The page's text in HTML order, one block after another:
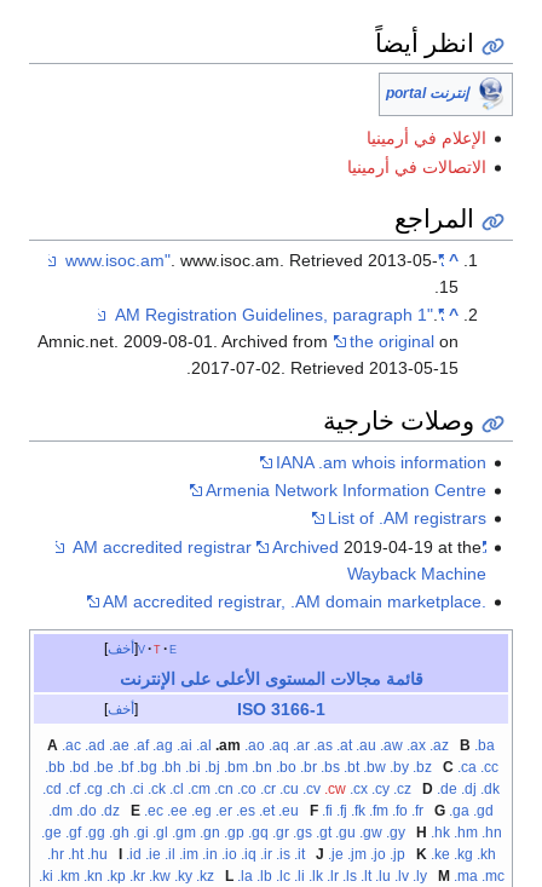
انظر أيضاً
إنترنت portal
الإعلام في أرمينيا
الاتصالات في أرمينيا
المراجع
^
"www.isoc.am"
. www.isoc.am . Retrieved 2013-05-
15
^
"AM Registration Guidelines, paragraph 1"
.
Amnic.net. 2009-08-01. Archived from
the original on
2017-07-02. Retrieved2013-05-15
.
وصلات خارجية
IANA .am whois information
Armenia Network Information Centre
List of .AM registrars
.AM accredited registrar
Archived 2019-04-19 at the
Wayback Machine
.AM accredited registrar, .AM domain marketplace
أخف v t e
قائمة مجالات المستوى الأعلى على الإنترنت
أخف ISO 3166-1
A .ac .ad .ae .af .ag .ai .al .am .ao .aq .ar .as .at .au .aw .ax .az B .ba
.bb .bd .be .bf .bg .bh .bi .bj .bm .bn .bo .br .bs .bt .bw .by .bz C .ca .cc
.cd .cf .cg .ch .ci .ck .cl .cm .cn .co .cr .cu .cv .cw .cx .cy .cz D .de .dj .dk
.dm .do .dz E .ec .ee .eg .er .es .et .eu F .fi .fj .fk .fm .fo .fr G .ga .gd
.ge .gf .gg .gh .gi .gl .gm .gn .gp .gq .gr .gs .gt .gu .gw .gy H .hk .hm .hn
.hr .ht .hu I .id .ie .il .im .in .io .iq .ir .is .it J .je .jm .jo .jp K .ke .kg .kh
.ki .km .kn .kp .kr .kw .ky .kz L .la .lb .lc .li .lk .lr .ls .lt .lu .lv .ly M .ma .mc